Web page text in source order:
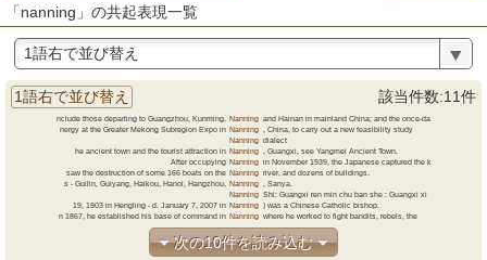
「nanning」の共起表現一覧
1語右で並び替え
1語右で並び替え 該当件数:11件
nclude those departing to Guangzhou, Kunming, Nanning and Hainan in mainland China; and the once-da
nergy at the Greater Mekong Subregion Expo in
Nanning China, to carry out a new feasibility study
Nanning dialect
he ancient town and the tourist attraction in
Nanning Guangxi,
see Yangmei Ancient Town.
After occupying
Nanning inNovember 1939, the Japanese captured the k
saw the destruction of some 166 boats on the
Nanning river, and dozens of buildings.
s - Guilin, Guiyang, Haikou, Hanoi, Hangzhou,
Nanning
Sanya.
Nanning Shi:Guangxi ren min chu ban she : Guangxi xi
19, 1903 in Hengling - d. January 7, 2007 in
Nanning ) wasa Chinese Catholic bishop.
n 1867, he established his base of command in
Nanning wherehe worked to fight bandits, rebels, the
次の10件を読み込む